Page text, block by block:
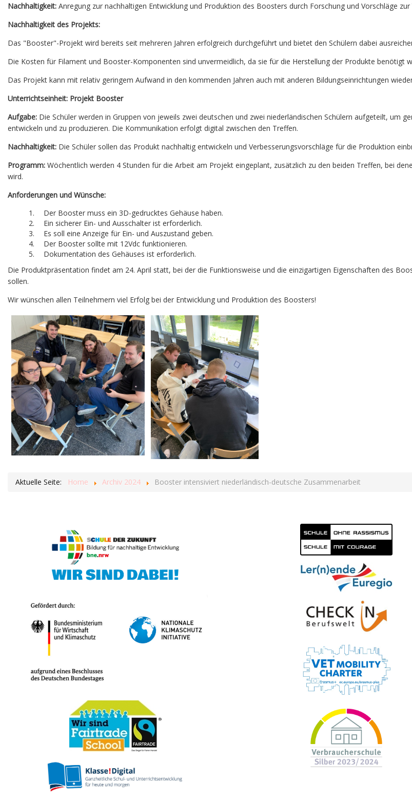
Nachhaltigkeit: Anregung zur nachhaltigen Entwicklung und Produktion des Boosters durch Forschung und Vorschläge zur
Nachhaltigkeit des Projekts:
Das "Booster"-Projekt wird bereits seit mehreren Jahren erfolgreich durchgeführt und bietet den Schülern dabei
Die Kosten für Filament und Booster-Komponenten sind unvermeidlich, da sie für die Herstellung der Produkte benötigt
Das Projekt kann mit relativ geringem Aufwand in den kommenden Jahren auch mit anderen Bildungseinrichtungen
Unterrichtseinheit: Projekt Booster
Aufgabe: Die Schüler werden in Gruppen von jeweils zwei deutschen und zwei niederländischen Schülern aufgeteilt, um
entwickeln und zu produzieren. Die Kommunikation erfolgt digital zwischen den Treffen.
Nachhaltigkeit: Die Schüler sollen das Produkt nachhaltig entwickeln und Verbesserungsvorschläge für die Produktion
Programm: Wöchentlich werden 4 Stunden für die Arbeit am Projekt eingeplant, zusätzlich zu den beiden Treffen, bei
wird.
Anforderungen und Wünsche:
Der Booster muss ein 3D-gedrucktes Gehäuse haben.
Ein sicherer Ein- und Ausschalter ist erforderlich.
Es soll eine Anzeige für Ein- und Auszustand geben.
Der Booster sollte mit 12Vdc funktionieren.
Dokumentation des Gehäuses ist erforderlich.
Die Produktpräsentation findet am 24. April statt, bei der die Funktionsweise und die einzigartigen Eigenschaften des
sollen.
Wir wünschen allen Teilnehmern viel Erfolg bei der Entwicklung und Produktion des Boosters!
Aktuelle Seite: Home Archiv 2024 Booster intensiviert niederländisch-deutsche Zusammenarbeit